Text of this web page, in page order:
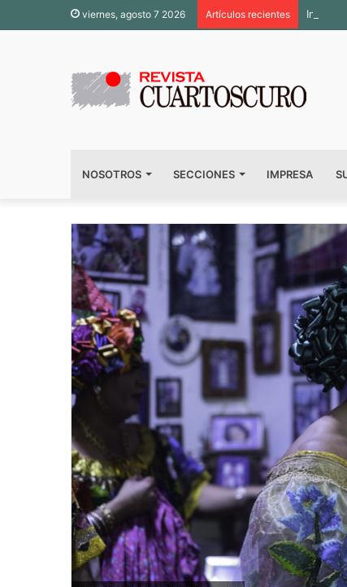
viernes, agosto 7 2026 Artículos recientes
NOSOTROS SECCIONES IMPRESA